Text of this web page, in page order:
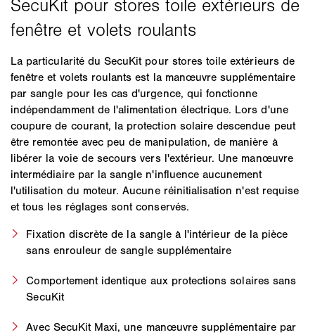
La particularité du SecuKit pour stores toile extérieurs de
fenêtre et volets roulants est la manœuvre supplémentaire
par sangle pour les cas d'urgence, qui fonctionne
indépendamment de l'alimentation électrique. Lors d'une
coupure de courant, la protection solaire descendue peut
être remontée avec peu de manipulation, de manière à
libérer la voie de secours vers l'extérieur. Une manœuvre
intermédiaire par la sangle n'influence aucunement
l'utilisation du moteur. Aucune réinitialisation n'est requise
et tous les réglages sont conservés.
Fixation discrète de la sangle à l'intérieur de la pièce
sans enrouleur de sangle supplémentaire
Comportement identique aux protections solaires sans
SecuKit
Avec SecuKit Maxi, une manœuvre supplémentaire par